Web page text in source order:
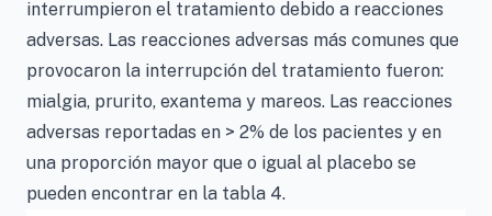
interrumpieron el tratamiento debido a reacciones
adversas. Las reacciones adversas más comunes que
provocaron la interrupción del tratamiento fueron:
mialgia, prurito, exantema y mareos. Las reacciones
adversas reportadas en > 2% de los pacientes y en
una proporción mayor que o igual al placebo se
pueden encontrar en la tabla 4.